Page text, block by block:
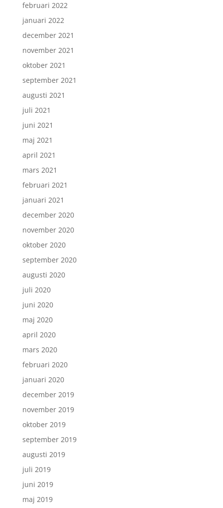
februari 2022
januari 2022
december 2021
november 2021
oktober 2021
september 2021
augusti 2021
juli 2021
juni 2021
maj 2021
april 2021
mars 2021
februari 2021
januari 2021
december 2020
november 2020
oktober 2020
september 2020
augusti 2020
juli 2020
juni 2020
maj 2020
april 2020
mars 2020
februari 2020
januari 2020
december 2019
november 2019
oktober 2019
september 2019
augusti 2019
juli 2019
juni 2019
maj 2019